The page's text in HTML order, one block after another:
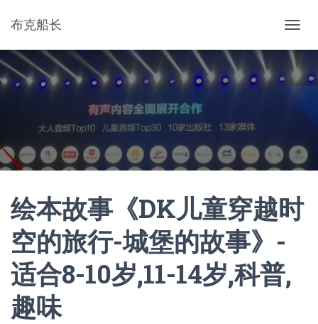
布克船长
换
导
航
绘本故事《DK儿童穿越时
空的旅行-城堡的故事》-
适合8-10岁,11-14岁,科普,
趣味